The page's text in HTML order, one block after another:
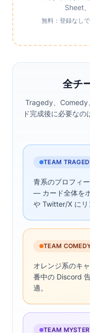
Sheet
無料：登録なし
全チ
Tragedy、Comedy
ド完成後に必要な
TEAM
青系のプロフィ
— カード全体を
や Twitter/X にリ
TEAM
オレンジ系のキ
番中の Discord
適。
TEAM